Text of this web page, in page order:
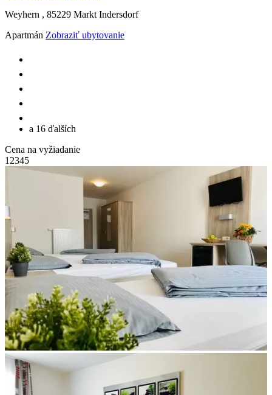
Weyhern , 85229 Markt Indersdorf
Apartmán Zobraziť ubytovanie
a 16 ďalších
Cena na vyžiadanie
12345